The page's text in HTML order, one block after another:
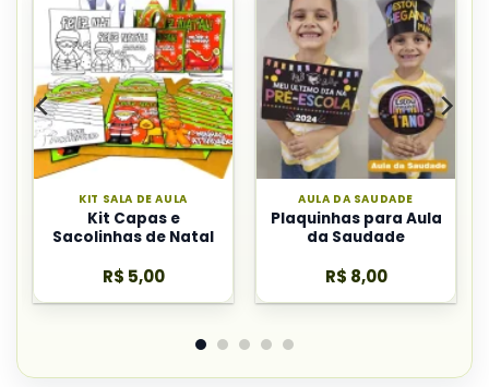
KIT SALA DE AULA
Kit Capas e
Sacolinhas de Natal
R$ 5,00
AULA DA SAUDADE
Plaquinhas para Aula
da Saudade
R$ 8,00